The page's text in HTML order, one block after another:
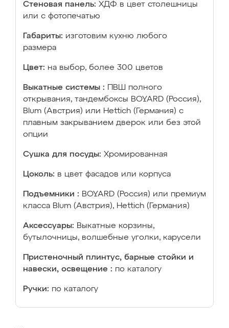
Стеновая панель: ХДФ в цвет столешницы
или с фотопечатью
Габариты: изготовим кухню любого
размера
Цвет: на выбор, более 300 цветов
Выкатные системы :
ПВШ полного
открывания, тандембоксы BOYARD (Россия),
Blum (Австрия) или Hettich (Германия) с
плавным закрыванием дверок или без этой
опции
Сушка для посуды: Хромированная
Цоколь: в цвет фасадов или корпуса
Подъемники : BOYARD (Россия) или премиум
класса Blum (Австрия), Hettich (Германия)
Аксессуары: Выкатные корзины,
бутылочницы, волшебные уголки, карусели
Пристеночный плинтус, барные стойки и
навески, освещение : по каталогу
Ручки: по каталогу